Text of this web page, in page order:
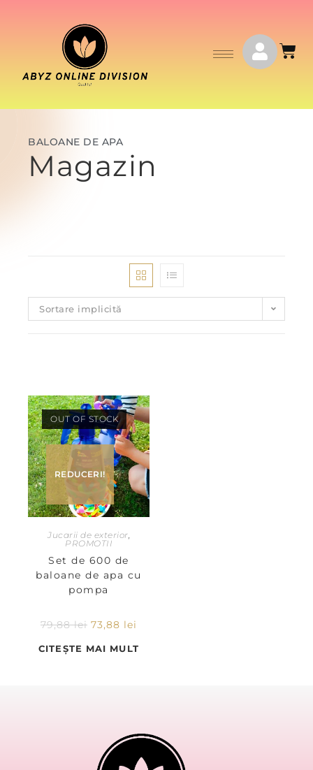
BALOANE DE APA
Magazin
Sortare implicită
OUT OF STOCK
REDUCERI!
Jucarii de exterior
PROMOTII
Set de 600 de
baloane de apa cu
pompa
79,88lei 73,88 lei
CITEȘTE MAI MULT